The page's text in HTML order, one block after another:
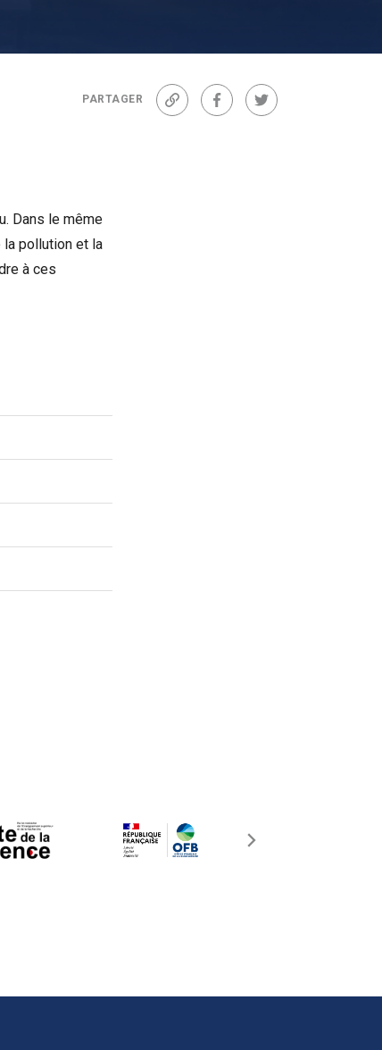
PARTAGER
Lien FacebookTwitter
Dans le même
pollution et la
à ces